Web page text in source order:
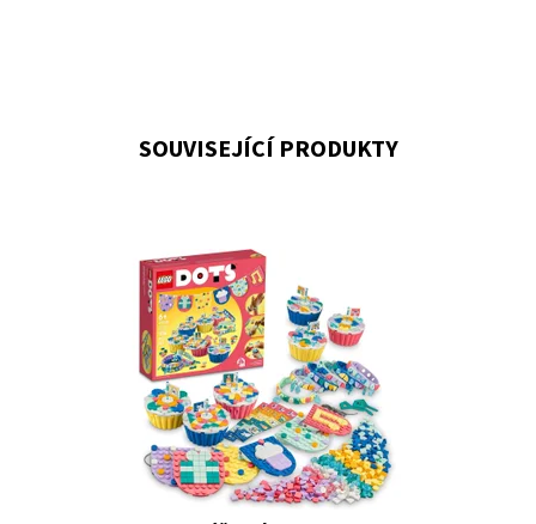
SOUVISEJÍCÍ PRODUKTY
Rozjeďte nekonečně kreativní party s touto stavebnicí
Dostupnost:
Skladem2
10593
LEGO